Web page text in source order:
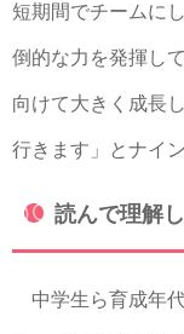
短期間でチームに
倒的な力を発揮し
向けて大きく成長
行きます」とナイ
読んで理解
中学生ら育成年